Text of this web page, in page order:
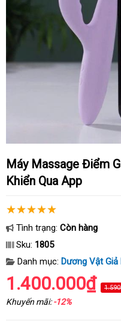
Máy Massage Điểm G Svakom Cici Plus 2 Điều
Khiển Qua App
Tình trạng: Còn hàng
Sku: 1805
Danh mục: Dương Vật
1.400.000₫
Khuyến mãi:-12%